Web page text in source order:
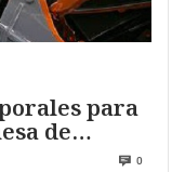
para
de
0